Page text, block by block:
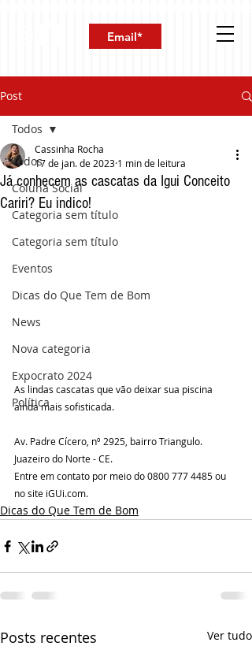
Post
Todos
Coluna Social
Categoria sem título
Categoria sem título
Eventos
Dicas do Que Tem de Bom
News
Nova categoria
Expocrato 2024
Política
Todos
Já conhecem as cascatas da Igui Conceito
Cariri? Eu indico!
Cassinha Rocha
17 de jan. de 2023 1 min de leitura
As lindas cascatas que vão deixar sua piscina
ainda mais sofisticada.
Av. Padre Cícero, nº 2925, bairro Triangulo.
Juazeiro do Norte - CE.
Entre em contato por meio do 0800 777 4485 ou
no site iGUi.com.
Dicas do Que Tem de Bom
Posts recentes Ver tudo